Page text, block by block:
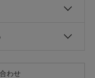
わせ